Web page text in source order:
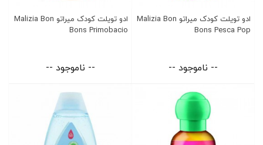
ادو تویلت کودک میراتو Malizia Bon
Bons Pesca Pop
-- ناموجود --
ادو تویلت کودک میراتو Malizia Bon
Bons Primobacio
-- ناموجود --